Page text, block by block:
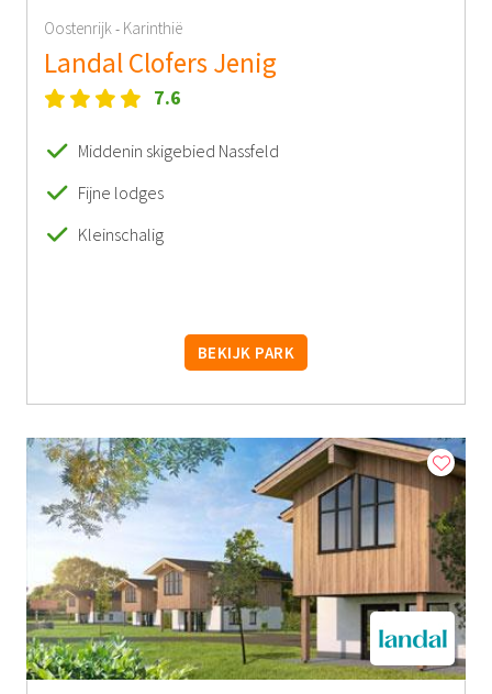
Oostenrijk- Karinthië
Landal Clofers Jenig
7.6
Middenin skigebied Nassfeld
Fijne lodges
Kleinschalig
BEKIJK PARK